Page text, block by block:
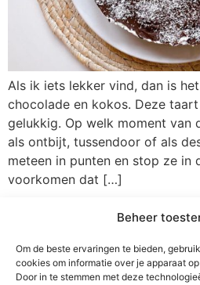
Beheer
Om de beste ervaringen te bieden,
cookies om informatie over je apparaat
Door in te stemmen met deze
Als ik iets lekker vind, dan is
chocolade en kokos. Deze
gelukkig. Op welk moment van
als ontbijt, tussendoor of als
meteen in punten en stop ze in
voorkomen dat […]
Kwarktaart
Taart eten hoeft geen
zelfs mee ontbijten! De bodem